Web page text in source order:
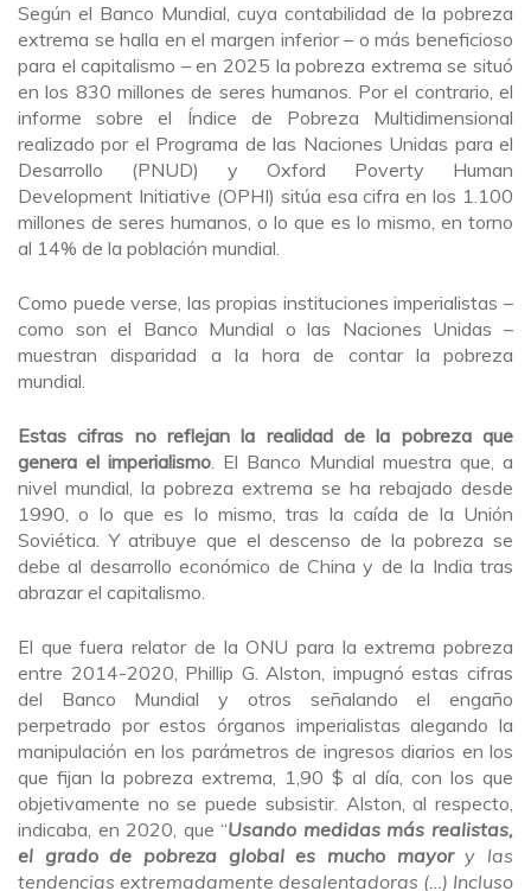
Según el Banco Mundial, cuya contabilidad de la pobreza
extrema se halla en el margen inferior – o más beneficioso
para el capitalismo – en 2025 la pobreza extrema se situó
en los 830 millones de seres humanos. Por el contrario, el
informe sobre el Índice de Pobreza Multidimensional
realizado por el Programa de las Naciones Unidas para el
Desarrollo (PNUD) y Oxford Poverty Human
Development Initiative (OPHI) sitúa esa cifra en los 1.100
millones de seres humanos, o lo que es lo mismo, en torno
al 14% de la población mundial.
Como puede verse, las propias instituciones imperialistas –
como son el Banco Mundial o las Naciones Unidas –
muestran disparidad a la hora de contar la pobreza
mundial.
Estas cifras no reflejan la realidad de la pobreza que
genera el imperialismo. El Banco Mundial muestra que, a
nivel mundial, la pobreza extrema se ha rebajado desde
1990, o lo que es lo mismo, tras la caída de la Unión
Soviética. Y atribuye que el descenso de la pobreza se
debe al desarrollo económico de China y de la India tras
abrazar el capitalismo.
El que fuera relator de la ONU para la extrema pobreza
entre 2014-2020, Phillip G. Alston, impugnó estas cifras
del Banco Mundial y otros señalando el engaño
perpetrado por estos órganos imperialistas alegando la
manipulación en los parámetros de ingresos diarios en los
que fijan la pobreza extrema, 1,90 $ al día, con los que
objetivamente no se puede subsistir. Alston, al respecto,
indicaba, en 2020, que “Usando medidas más realistas,
el grado de pobreza global es mucho mayory las
tendencias extremadamente desalentadoras (…) Incluso